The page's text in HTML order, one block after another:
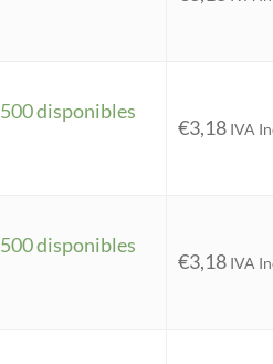
500 disponibles
€3,18 IVA
500 disponibles
€3,18 IVA